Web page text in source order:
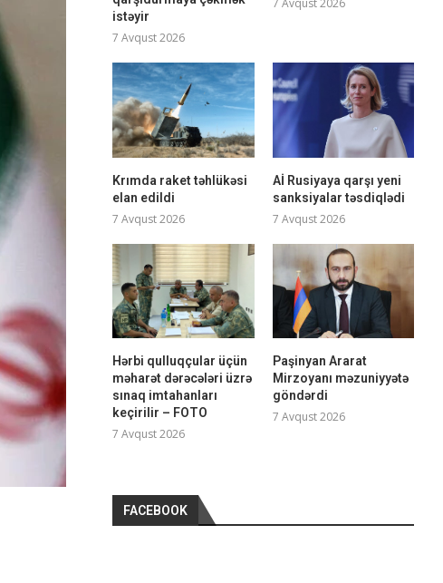
istəyir
7 Avqust 2026
7 Avqust 2026
Krımda raket təhlükəsi
elan edildi
7 Avqust 2026
Aİ Rusiyaya qarşı yeni
sanksiyalar təsdiqlədi
7 Avqust 2026
Hərbi qulluqçular üçün
məharət dərəcələri üzrə
sınaq imtahanları
keçirilir – FOTO
7 Avqust 2026
Paşinyan Ararat
Mirzoyanı məzuniyyətə
göndərdi
7 Avqust 2026
FACEBOOK